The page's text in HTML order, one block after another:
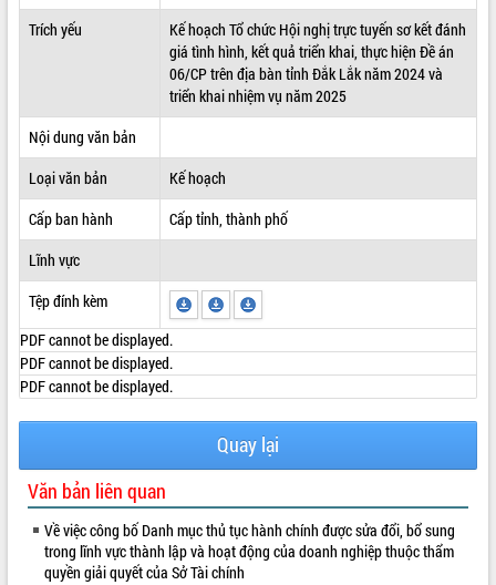
VĂN BẢN HĐND TỈNH
QUY HOẠCH - KẾ HOẠCH
VIDEO
Trích yếu
Kế hoạch Tổ chức Hội nghị trực tuyến sơ kết đánh
giá tình hình, kết quả triển khai, thực hiện Đề án
06/CP trên địa bàn tỉnh Đắk Lắk năm 2024 và
triển khai nhiệm vụ năm 2025
Nội dung văn bản
Loại văn bản
Kế hoạch
Cấp ban hành
Cấp tỉnh, thành phố
Lĩnh vực
Tệp đính kèm
PDF cannot be displayed.
PDF cannot be displayed.
PDF cannot be displayed.
Quay lại
Văn bản liên quan
Về việc công bố Danh mục thủ tục hành chính được sửa đổi, bổ sung
trong lĩnh vực thành lập và hoạt động của doanh nghiệp thuộc thẩm
quyền giải quyết của Sở Tài chính